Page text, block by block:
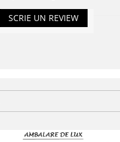
SCRIE UN REVIEW